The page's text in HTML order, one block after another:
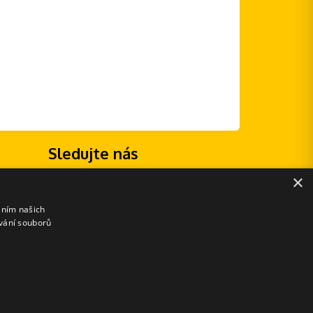
Sledujte nás
×
našich
souborů